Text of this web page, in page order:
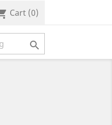
Cart (0)
